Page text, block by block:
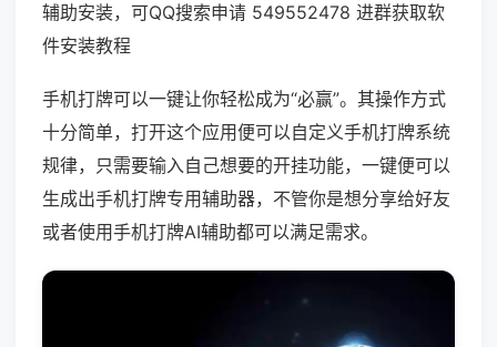
辅助安装，可QQ搜索申请 549552478 进群获取软
件安装教程
手机打牌可以一键让你轻松成为“必赢”。其操作方式
十分简单，打开这个应用便可以自定义手机打牌系统
规律，只需要输入自己想要的开挂功能，一键便可以
生成出手机打牌专用辅助器，不管你是想分享给好友
或者使用手机打牌AI辅助都可以满足需求。